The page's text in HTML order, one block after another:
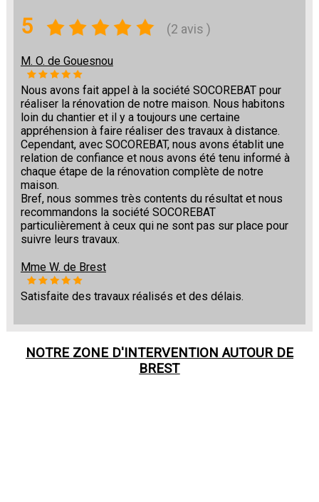
5 (2 avis )
M. O. de Gouesnou
Nous avons fait appel à la société SOCOREBAT pour
réaliser la rénovation de notre maison. Nous habitons
loin du chantier et il y a toujours une certaine
appréhension à faire réaliser des travaux à distance.
Cependant, avec SOCOREBAT, nous avons établit une
relation de confiance et nous avons été tenu informé à
chaque étape de la rénovation complète de notre
maison.
Bref, nous sommes très contents du résultat et nous
recommandons la société SOCOREBAT
particulièrement à ceux qui ne sont pas sur place pour
suivre leurs travaux.
Mme W. de Brest
Satisfaite des travaux réalisés et des délais.
NOTRE ZONE D'INTERVENTION AUTOUR DE
BREST